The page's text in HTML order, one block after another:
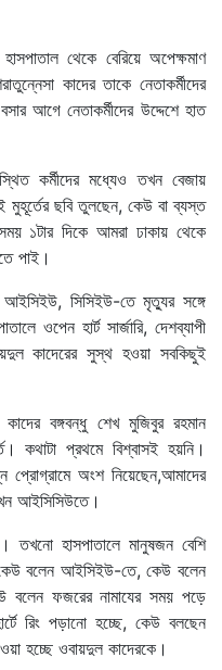
থেকে বেরিয়ে অপেক্ষমাণ
কাদের তাকে নেতাকর্মীদের
আগে নেতাকর্মীদের উদ্দেশে হাত
কর্মীদের মধ্যেও তখন বেজায়
ছবি তুলছেন, কেউ বা ব্যস্ত
১টার দিকে আমরা ঢাকায় থেকে
পাই।
আইসিইউ, সিসিইউ-তে মৃত্যুর সঙ্গে
ওপেন হার্ট সার্জারি, দেশব্যাপী
কাদেরের সুস্থ হওয়া সবকিছুই
বঙ্গবন্ধু শেখ মুজিবুর রহমান
কথাটা প্রথমে বিশ্বাসই হয়নি।
প্রোগ্রামে অংশ নিয়েছেন,আমাদের
আইসিসিউতে।
হাসপাতালে মানুষজন বেশি
বলেন আইসিইউ-তে, কেউ বলেন
বলেন ফজরের নামাযের সময় পড়ে
রিং পড়ানো হচ্ছে, কেউ বলছেন
হচ্ছে ওবায়দুল কাদেরকে।